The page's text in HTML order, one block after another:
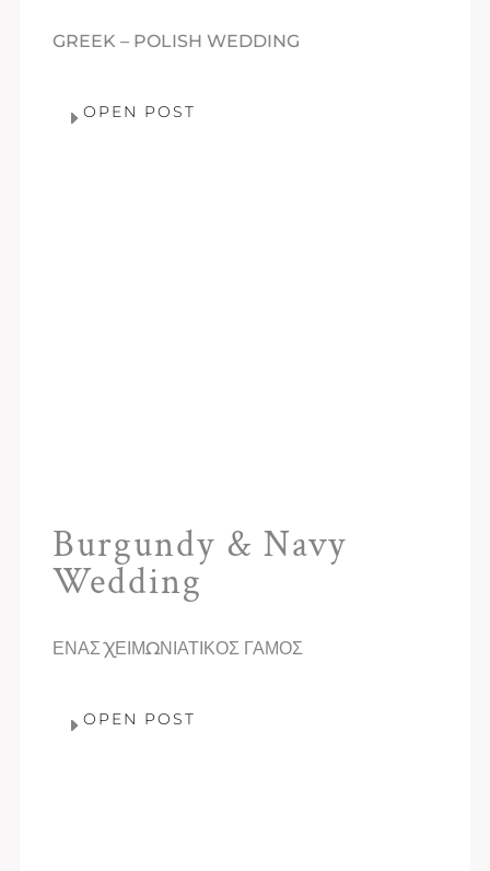
GREEK – POLISH WEDDING
OPEN POST
Burgundy & Navy
Wedding
ΕΝΑΣ ΧΕΙΜΩΝΙΑΤΙΚΟΣ ΓΑΜΟΣ
OPEN POST